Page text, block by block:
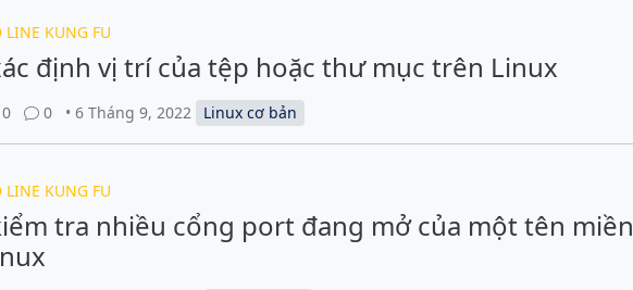
KUNG FU
định vị trí của tệp hoặc thư mục trên Linux
0 0 • 6 Tháng 9, 2022 Linux cơ bản
KUNG FU
tra nhiều cổng port đang mở của một tên miền